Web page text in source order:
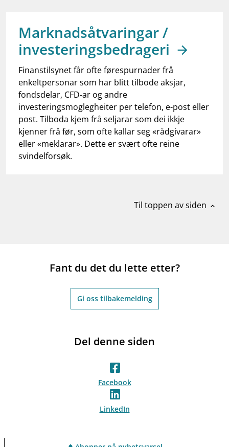
dashboardInformasjon for investorer
notifications_noneAbonner på nyhetsvarsel
Marknadsåtvaringar /
investeringsbedrageri
Finanstilsynet får ofte førespurnader frå
enkeltpersonar som har blitt tilbode aksjar,
fondsdelar, CFD-ar og andre
investeringsmoglegheiter per telefon, e-post eller
post. Tilboda kjem frå seljarar som dei ikkje
kjenner frå før, som ofte kallar seg «rådgivarar»
eller «meklarar». Dette er svært ofte reine
svindelforsøk.
Til toppen av siden expand_less
Fant du det du lette etter?
Gi oss tilbakemelding
Del denne siden
Facebook
LinkedIn